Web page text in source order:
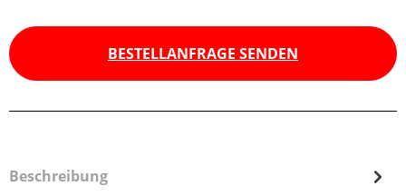
BESTELLANFRAGE SENDEN
Beschreibung